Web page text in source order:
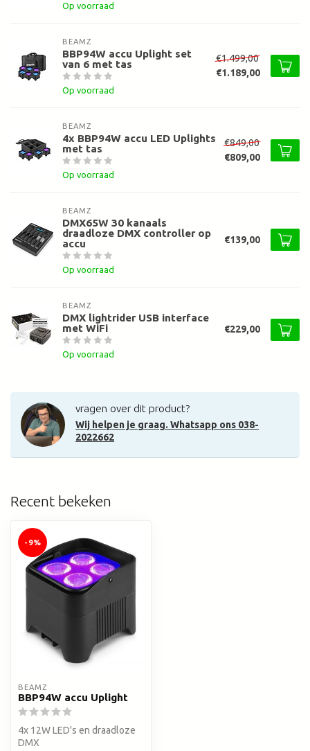
Op voorraad
BEAMZ
BBP94W accu Uplight set
van 6 met tas
Op voorraad
€1.499,00
€1.189,00
BEAMZ
4x BBP94W accu LED Uplights
met tas
Op voorraad
€849,00
€809,00
BEAMZ
DMX65W 30 kanaals
draadloze DMX controller op
accu
Op voorraad
€139,00
BEAMZ
DMX lightrider USB interface
met WiFi
Op voorraad
€229,00
vragen over dit product?
Wij helpen je graag. Whatsapp ons 038-
2022662
Recent bekeken
-9%
BEAMZ
BBP94W accu Uplight
4x 12W LED's en draadloze
DMX